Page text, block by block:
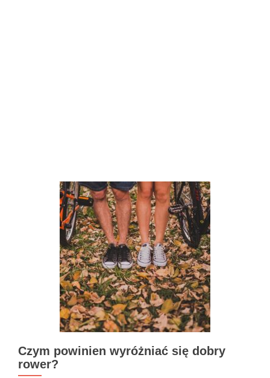
Czym powinien wyróżniać się dobry
rower?